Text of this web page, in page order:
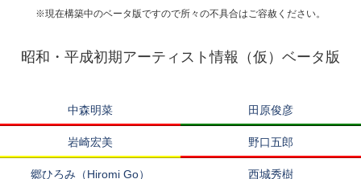
※現在構築中のベータ版ですので所々の不具合はご容赦ください。
昭和・平成初期アーティスト情報（仮）ベータ版
中森明菜 田原俊彦
岩崎宏美 野口五郎
郷ひろみ（Hiromi Go） 西城秀樹